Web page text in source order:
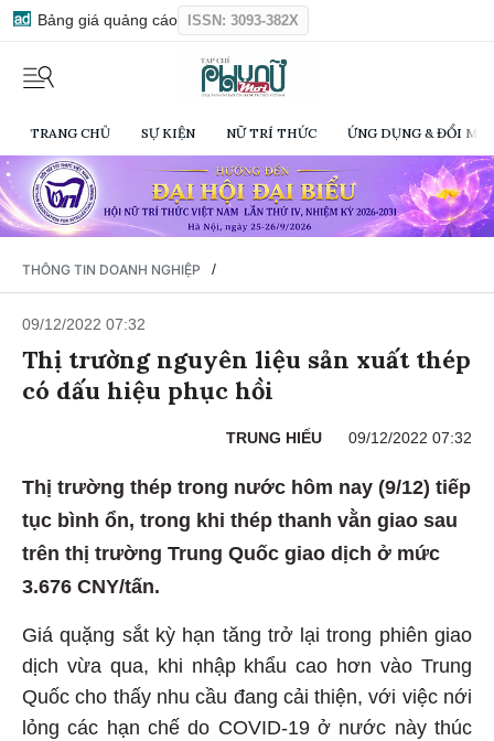
Bảng giá quảng cáo ISSN: 3093-382X
TRANG CHỦ SỰ KIỆN NỮ TRÍ THỨC ỨNG DỤNG & ĐỔI
THÔNG TIN DOANH NGHIỆP /
09/12/2022 07:32
Thị trường nguyên liệu sản xuất thép
có dấu hiệu phục hồi
TRUNG HIẾU 09/12/2022 07:32
Thị trường thép trong nước hôm nay (9/12) tiếp
tục bình ổn, trong khi thép thanh vằn giao sau
trên thị trường Trung Quốc giao dịch ở mức
3.676 CNY/tấn.
Giá quặng sắt kỳ hạn tăng trở lại trong phiên giao
dịch vừa qua, khi nhập khẩu cao hơn vào Trung
Quốc cho thấy nhu cầu đang cải thiện, với việc nới
lỏng các hạn chế do COVID-19 ở nước này thúc